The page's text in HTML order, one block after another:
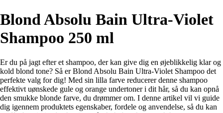
Blond Absolu Bain Ultra-Violet
Shampoo 250 ml
Er du på jagt efter et shampoo, der kan give dig en øjeblikkelig klar og
kold blond tone? Så er Blond Absolu Bain Ultra-Violet Shampoo det
perfekte valg for dig! Med sin lilla farve reducerer denne shampoo
effektivt uønskede gule og orange undertoner i dit hår, så du kan opnå
den smukke blonde farve, du drømmer om. I denne artikel vil vi guide
dig igennem produktets egenskaber, fordele og anvendelse, så du kan